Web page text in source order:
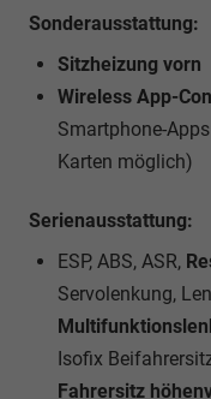
Sonderausstattung:
Sitzheizung vorn
Wireless App-
Smartphone-
Karten möglich)
Serienausstattung:
ESP, ABS, ASR,
Servolenkung,
Isofix
Fahrersitz